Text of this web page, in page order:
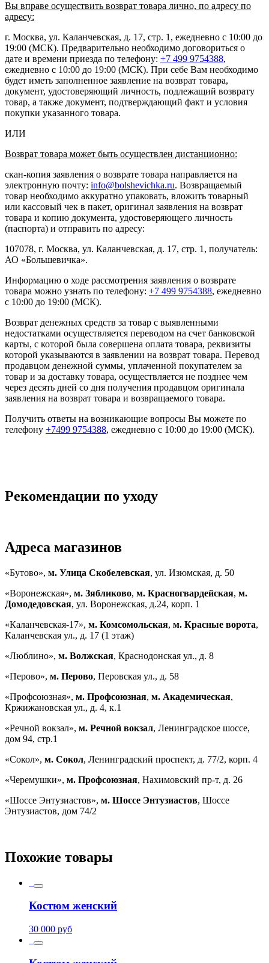
Вы вправе осуществить возврат товара лично, по адресу по
адресу:
г. Москва, ул. Каланчевская, д. 17, стр. 1, ежедневно с 10:00 до
19:00 (МСК). Предварительно необходимо договориться о
дате и времени приезда по телефону: +7 499 9754388,
ежедневно с 10:00 до 19:00 (МСК). При себе Вам необходимо
будет иметь заполненное заявление на возврат товара,
документ, удостоверяющий личность, подлежащий возврату
товар, а также документ, подтверждающий факт и условия
покупки указанного товара.
ИЛИ
Возврат товара может быть осуществлен дистанционно:
скан-копия заявления о возврате товара направляется на
электронную почту: info@bolshevichka.ru. Возвращаемый
товар необходимо аккуратно упаковать, вложить товарный
или кассовый чек в пакет, оригинал заявления на возврат
товара и копию документа, удостоверяющего личность
(паспорта) и отправить по адресу:
107078, г. Москва, ул. Каланчевская, д. 17, стр. 1, получатель:
АО «Большевичка».
Информацию о ходе рассмотрения заявления о возврате
товара можно узнать по телефону: +7 499 9754388, ежедневно
с 10:00 до 19:00 (МСК).
Возврат денежных средств за товар с выявленными
недостатками осуществляется переводом на счет банковской
карты, с которой была совершена оплата товара, реквизиты
которой указываются в заявлении на возврат товара. Перевод
продавцом денежной суммы, уплаченной покупателем за
товар и за доставку товара, осуществляется не позднее чем
через десять дней со дня получения продавцом оригинала
заявления на возврат товара и возвращаемого товара.
Получить ответы на возникающие вопросы Вы можете по
телефону +7499 9754388, ежедневно с 10:00 до 19:00 (МСК).
Рекомендации по уходу
Адреса магазинов
«Бутово», м. Улица Скобелевская, ул. Изюмская, д. 50
«Воронежская», м. Зябликово, м. Красногвардейская, м.
Домодедовская, ул. Воронежская, д.24, корп. 1
«Каланчевская-17», м. Комсомольская, м. Красные ворота,
Каланчевская ул., д. 17 (1 этаж)
«Люблино», м. Волжская, Краснодонская ул., д. 8
«Перово», м. Перово, Перовская ул., д. 58
«Профсоюзная», м. Профсоюзная, м. Академическая,
Кржижановская ул., д. 4, к.1
«Речной вокзал», м. Речной вокзал, Ленинградское шоссе,
дом 94, стр.1
«Сокол», м. Сокол, Ленинградский проспект, д. 77/2, корп. 4
«Черемушки», м. Профсоюзная, Нахимовский пр-т, д. 26
«Шоссе Энтузиастов», м. Шоссе Энтузиастов, Шоссе
Энтузиастов, дом 74/2
Похожие товары
Костюм женский
30 000 руб